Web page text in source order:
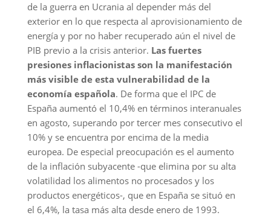
de la guerra en Ucrania al depender más del
exterior en lo que respecta al aprovisionamiento de
energía y por no haber recuperado aún el nivel de
PIB previo a la crisis anterior. Las fuertes
presiones inflacionistas son la manifestación
más visible de esta vulnerabilidad de la
economía española. De forma que el IPC de
España aumentó el 10,4% en términos interanuales
en agosto, superando por tercer mes consecutivo el
10% y se encuentra por encima de la media
europea. De especial preocupación es el aumento
de la inflación subyacente -que elimina por su alta
volatilidad los alimentos no procesados y los
productos energéticos-, que en España se situó en
el 6,4%, la tasa más alta desde enero de 1993.